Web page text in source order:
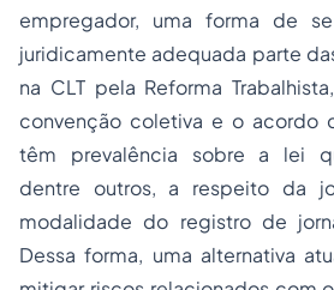
empregador, uma forma de
juridicamente adequada parte
na CLT pela Reforma
convenção coletiva e o acordo
têm prevalência sobre a lei
dentre outros, a respeito da
modalidade do registro de
Dessa forma, uma alternativa